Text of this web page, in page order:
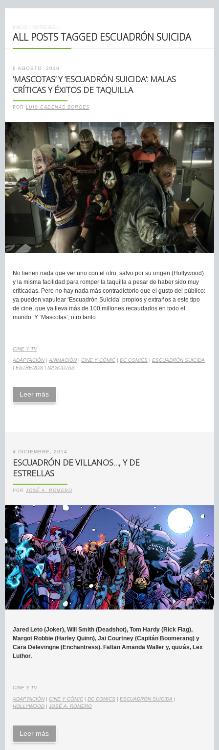
INICIO / NOTICIAS /
ALL POSTS TAGGED ESCUADRÓN SUICIDA
6 AGOSTO, 2016
‘MASCOTAS’ Y ‘ESCUADRÓN SUICIDA’: MALAS
CRÍTICAS Y ÉXITOS DE TAQUILLA
POR LUIS CADENAS BORGES
No tienen nada que ver uno con el otro, salvo por su origen (Hollywood)
y la misma facilidad para romper la taquilla a pesar de haber sido muy
criticadas. Pero no hay nada más contradictorio que el gusto del público:
ya pueden vapulear ‘Escuadrón Suicida’ propios y extraños a este tipo
de cine, que ya lleva más de 100 millones recaudados en todo el
mundo. Y ‘Mascotas’, otro tanto.
CINE Y TV
ADAPTACIÓN | ANIMACIÓN | CINE Y CÓMIC | DC COMICS | ESCUADRÓN SUICIDA
| ESTRENOS | MASCOTAS
Leer más
4 DICIEMBRE, 2014
ESCUADRÓN DE VILLANOS…, Y DE
ESTRELLAS
POR JOSÉ A. ROMERO
Jared Leto (Joker), Will Smith (Deadshot), Tom Hardy (Rick Flag),
Margot Robbie (Harley Quinn), Jai Courtney (Capitán Boomerang) y
Cara Delevingne (Enchantress). Faltan Amanda Waller y, quizás, Lex
Luthor.
CINE Y TV
ADAPTACIÓN CINE Y CÓMIC DC COMICS ESCUADRÓN SUICIDA
HOLLYWOOD
JOSÉ A. ROMERO
Leer más